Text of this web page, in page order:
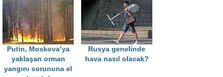
Putin, Moskova’ya
yaklaşan orman
yangını sorununa el
Rusya genelinde
hava nasıl olacak?